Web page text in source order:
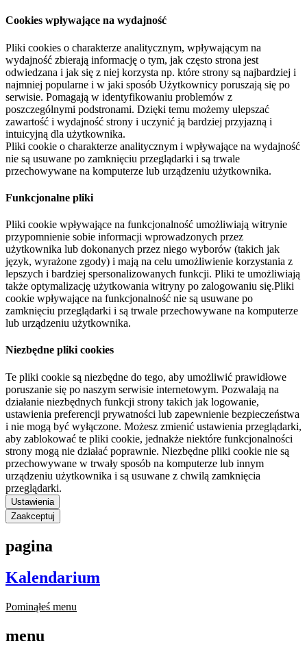
Cookies wpływające na wydajność
Pliki cookies o charakterze analitycznym, wpływającym na
wydajność zbierają informację o tym, jak często strona jest
odwiedzana i jak się z niej korzysta np. które strony są najbardziej i
najmniej popularne i w jaki sposób Użytkownicy poruszają się po
serwisie. Pomagają w identyfikowaniu problemów z
poszczególnymi podstronami. Dzięki temu możemy ulepszać
zawartość i wydajność strony i uczynić ją bardziej przyjazną i
intuicyjną dla użytkownika.
Pliki cookie o charakterze analitycznym i wpływające na wydajność
nie są usuwane po zamknięciu przeglądarki i są trwale
przechowywane na komputerze lub urządzeniu użytkownika.
Funkcjonalne pliki
Pliki cookie wpływające na funkcjonalność umożliwiają witrynie
przypomnienie sobie informacji wprowadzonych przez
użytkownika lub dokonanych przez niego wyborów (takich jak
język, wyrażone zgody) i mają na celu umożliwienie korzystania z
lepszych i bardziej spersonalizowanych funkcji. Pliki te umożliwiają
także optymalizację użytkowania witryny po zalogowaniu się.Pliki
cookie wpływające na funkcjonalność nie są usuwane po
zamknięciu przeglądarki i są trwale przechowywane na komputerze
lub urządzeniu użytkownika.
Niezbędne pliki cookies
Te pliki cookie są niezbędne do tego, aby umożliwić prawidłowe
poruszanie się po naszym serwisie internetowym. Pozwalają na
działanie niezbędnych funkcji strony takich jak logowanie,
ustawienia preferencji prywatności lub zapewnienie bezpieczeństwa
i nie mogą być wyłączone. Możesz zmienić ustawienia przeglądarki,
aby zablokować te pliki cookie, jednakże niektóre funkcjonalności
strony mogą nie działać poprawnie. Niezbędne pliki cookie nie są
przechowywane w trwały sposób na komputerze lub innym
urządzeniu użytkownika i są usuwane z chwilą zamknięcia
przeglądarki.
Ustawienia
Zaakceptuj
pagina
Kalendarium
Pominąłeś menu
menu